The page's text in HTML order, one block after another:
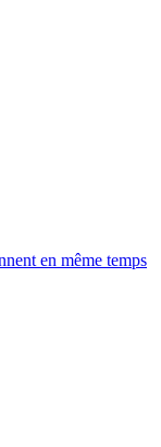
en même temps